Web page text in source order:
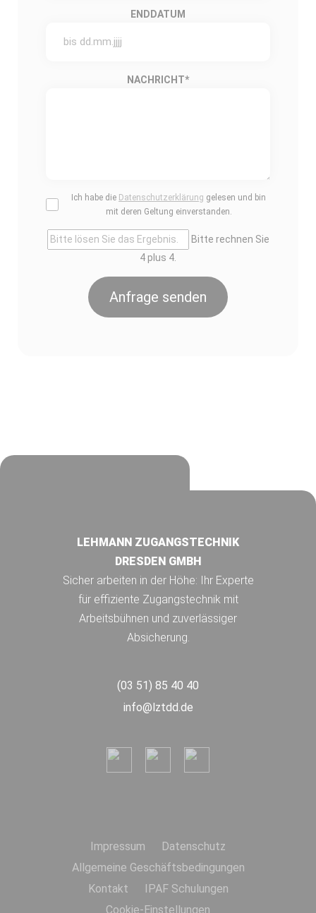
ENDDATUM
NACHRICHT*
Ich habe die Datenschutzerklärung gelesen und bin
mit deren Geltung einverstanden.
Bitte rechnen Sie
4 plus 4.
Anfrage senden
LEHMANN ZUGANGSTECHNIK
DRESDEN GMBH
Sicher arbeiten in der Höhe: Ihr Experte
für effiziente Zugangstechnik mit
Arbeitsbühnen und zuverlässiger
Absicherung.
(03 51) 85 40 40
info@lztdd.de
Impressum
Datenschutz
Allgemeine Geschäftsbedingungen
Kontakt
IPAF Schulungen
Cookie-Einstellungen